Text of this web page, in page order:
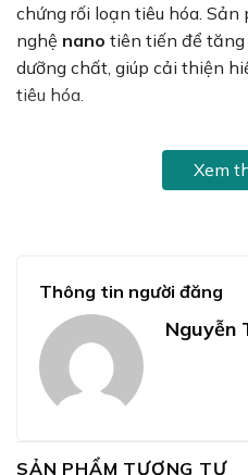
chứng rối loạn tiêu hóa.
nghệ nano tiên tiến để tăng
dưỡng chất, giúp cải thiện
tiêu hóa.
Xem
Thông tin người đăng
Nguyễn
SẢN PHẨM TƯƠNG TỰ